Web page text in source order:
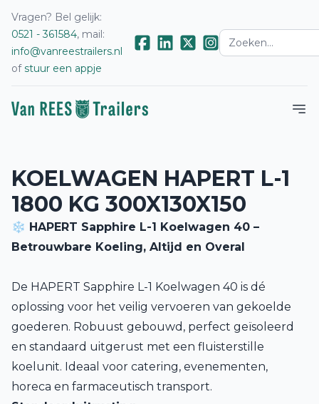
Vragen? Bel gelijk:
0521 - 361584, mail:
info@vanreestrailers.nl
ofstuur een appje
KOELWAGEN HAPERT L-1
1800 KG 300X130X150
❄️ HAPERT Sapphire L-1 Koelwagen 40 –
Betrouwbare Koeling, Altijd en Overal
De HAPERT Sapphire L-1 Koelwagen 40 is dé
oplossing voor het veilig vervoeren van gekoelde
goederen. Robuust gebouwd, perfect geïsoleerd
en standaard uitgerust met een fluisterstille
koelunit. Ideaal voor catering, evenementen,
horeca en farmaceutisch transport.